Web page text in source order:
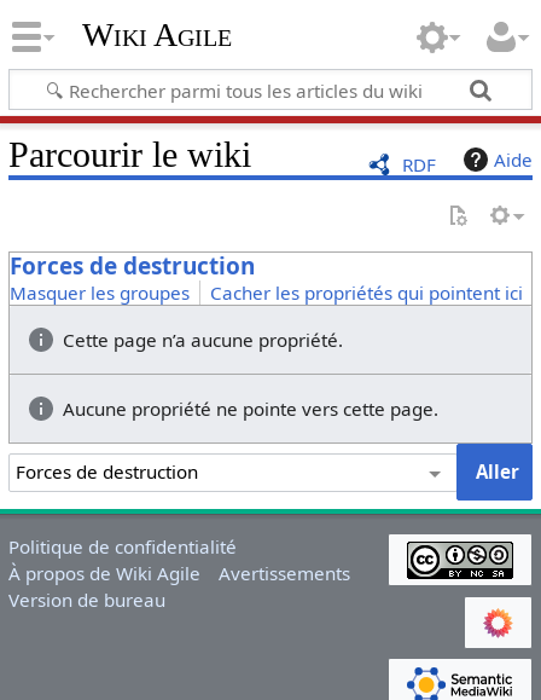
Wiki Agile
RDF Aide
Parcourir le wiki
Forces de destruction
Masquer les groupes
Cacher les propriétés qui pointent ici
Cette page n’a aucune propriété.
Aucune propriété ne pointe vers cette page.
Politique de confidentialité
À propos de Wiki Agile
Avertissements
Version de bureau